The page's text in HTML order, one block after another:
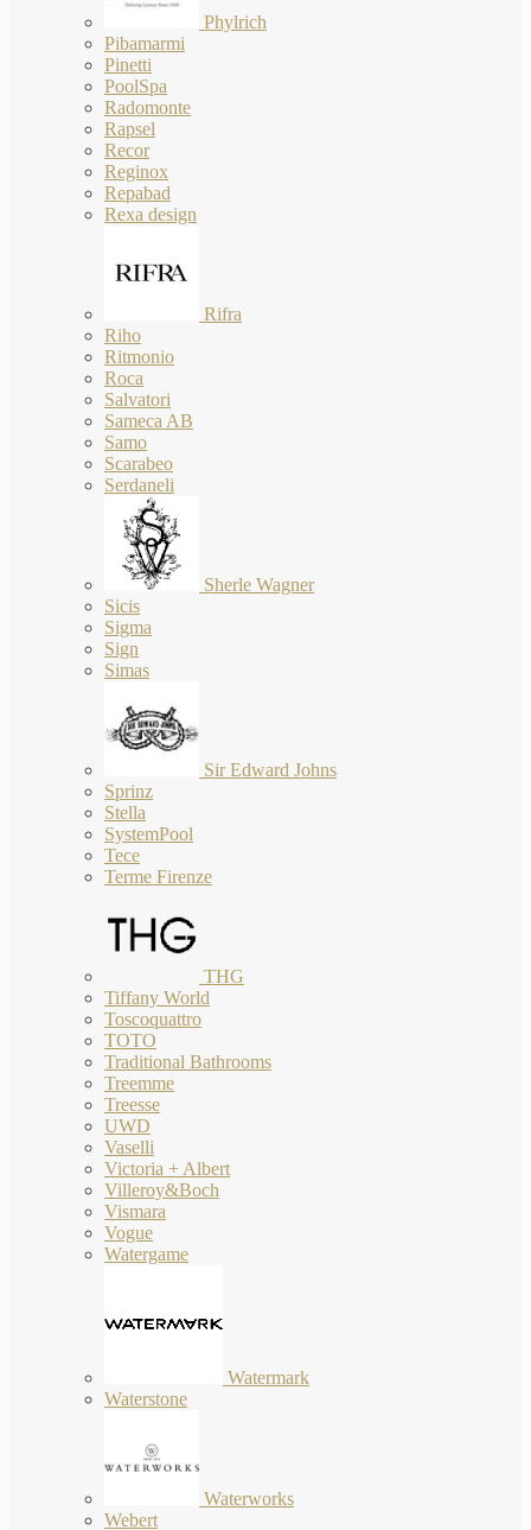
Phylrich
Pibamarmi
Pinetti
PoolSpa
Radomonte
Rapsel
Recor
Reginox
Repabad
Rexa design
Rifra
Riho
Ritmonio
Roca
Salvatori
Sameca AB
Samo
Scarabeo
Serdaneli
Sherle Wagner
Sicis
Sigma
Sign
Simas
Sir Edward Johns
Sprinz
Stella
SystemPool
Tece
Terme Firenze
THG
Tiffany World
Toscoquattro
TOTO
Traditional Bathrooms
Treemme
Treesse
UWD
Vaselli
Victoria + Albert
Villeroy&Boch
Vismara
Vogue
Watergame
Watermark
Waterstone
Waterworks
Webert